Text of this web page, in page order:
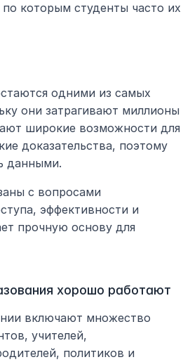
которым студенты часто их
одними из самых
они затрагивают миллионы
широкие возможности для
доказательства, поэтому
данными.
с вопросами
эффективности и
прочную основу для
хорошо работают
включают множество
учителей,
политиков и